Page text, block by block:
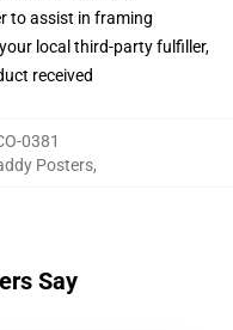
to assist in framing
local third-party fulfiller,
received
0381
Posters,
Say